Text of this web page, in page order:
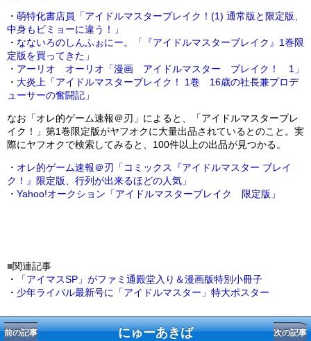
・ 萌特化書店員「アイドルマスターブレイク！(1) 通常版と限定版、
中身もビミョーに違う！」
・ なないろのしんふぉにー。「『アイドルマスターブレイク』1巻限
定版を買ってきた」
・ アーリオ オーリオ「漫画 アイドルマスター ブレイク！ 1」
・ 大炎上「アイドルマスターブレイク！ 1巻 16歳の社長兼プロデ
ューサーの奮闘記」
なお「オレ的ゲーム速報＠刃」によると、「アイドルマスターブレ
イク！」第1巻限定版がヤフオクに大量出品されているとのこと。実
際にヤフオクで検索してみると、100件以上の出品が見つかる。
・ オレ的ゲーム速報＠刃「コミックス『アイドルマスター ブレイ
ク！』限定版、行列が出来るほどの人気」
・ Yahoo!オークション「アイドルマスターブレイク 限定版」
■関連記事
・
「アイマスSP」がファミ通殿堂入り＆漫画版特別小冊子
・ 少年ライバル最新号に「アイドルマスター」特大ポスター
にゅーあきば
前の記事 次の記事